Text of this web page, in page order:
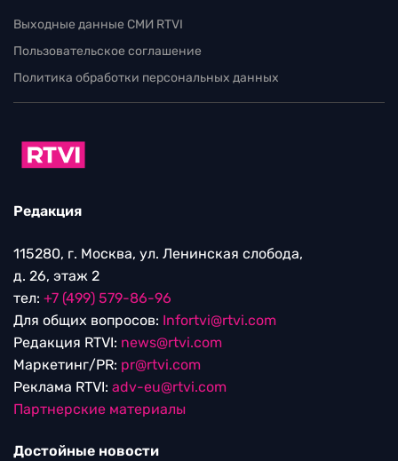
Выходные данные СМИ RTVI
Пользовательское соглашение
Политика обработки персональных данных
Редакция
115280, г. Москва, ул. Ленинская слобода,
д. 26, этаж 2
тел: +7 (499) 579-86-96
Для общих вопросов: Infortvi@rtvi.com
Редакция RTVI: news@rtvi.com
Маркетинг/PR: pr@rtvi.com
Реклама RTVI: adv-eu@rtvi.com
Партнерские материалы
Достойные новости